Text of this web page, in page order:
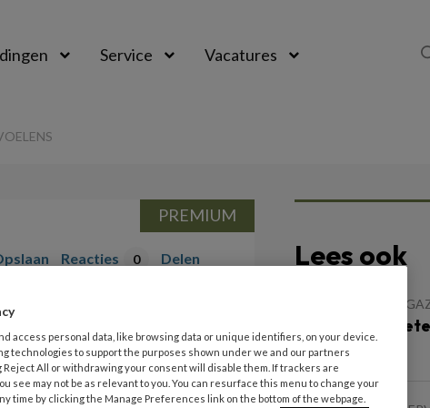
Service Vacatures
Reacties 0 Delen
op trauma
PREMIUM
Lees ook
Vergroot
trauma?
access personal data, like browsing data or unique identifiers, on your device.
technologies to support the purposes shown under we and our partners
Reject All or withdrawing your consent will disable them. If trackers are
see may not be as relevant to you. You can resurface this menu to change your
time by clicking the Manage Preferences link on the bottom of the webpage.